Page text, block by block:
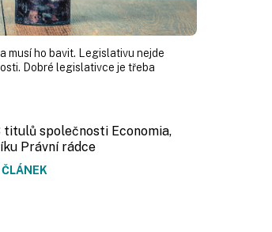
musí ho bavit. Legislativu nejde
Dobré legislativce je třeba
titulů společnosti Economia,
Právní rádce